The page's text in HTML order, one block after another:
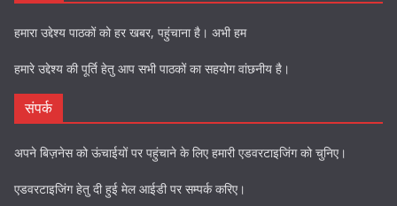
हमारा उद्देश्य पाठकों को हर खबर, पहुंचाना है। अभी हम
हमारे उद्देश्य की पूर्ति हेतु आप सभी पाठकों का सहयोग वांछनीय है।
संपर्क
अपने बिज़नेस को ऊंचाईयों पर पहुंचाने के लिए हमारी एडवरटाइजिंग को चुनिए।
एडवरटाइजिंग हेतु दी हुई मेल आईडी पर सम्पर्क करिए।